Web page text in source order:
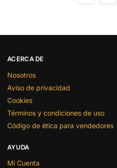
ACERCA DE
Nosotros
Aviso de privacidad
Cookies
Términos y condiciones de uso
Código de ética para vendedores
AYUDA
Mi Cuenta